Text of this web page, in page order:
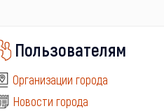
Пользователям
Организации города
Новости города